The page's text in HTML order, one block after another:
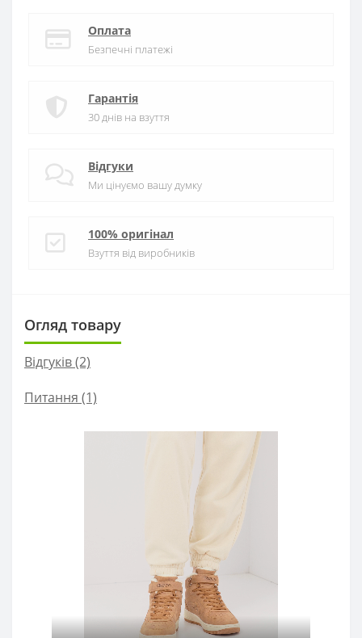
Оплата
Безпечні платежі
Гарантія
30 днів на взуття
Відгуки
Ми цінуємо вашу думку
100% оригінал
Взуття від виробників
Огляд товару
Відгуків (2)
Питання (1)